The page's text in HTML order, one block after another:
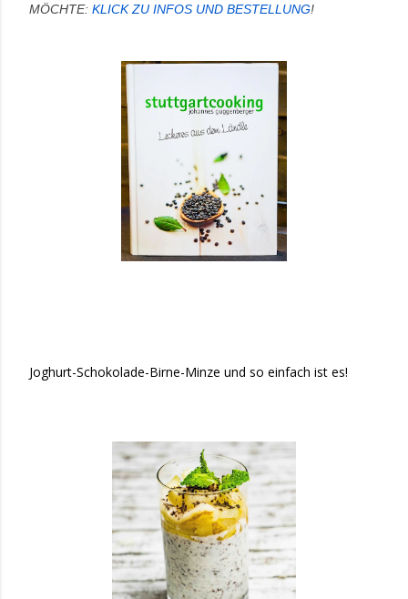
MÖCHTE: KLICK ZU INFOS UND BESTELLUNG!
Joghurt-Schokolade-Birne-Minze und so einfach ist es!